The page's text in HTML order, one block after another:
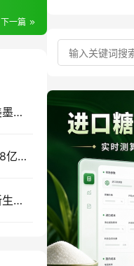
下一篇
墨西哥增产，北美食糖贸易会怎么变？一文读懂美墨食糖贸易
2033年：中国食糖消费会到多少？全球将吃掉1.98亿吨糖，新增需求来自哪里？
全球制糖企业不能只靠糖赚钱！一根甘蔗背后的新生意：蔗渣、蔗叶正在变成燃料、材料和电力